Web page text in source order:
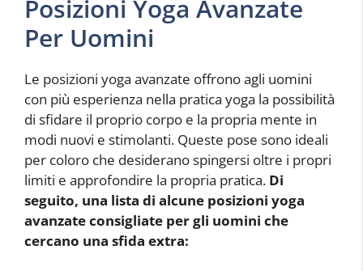
Posizioni Yoga Avanzate
Per Uomini
Le posizioni yoga avanzate offrono agli uomini
con più esperienza nella pratica yoga la possibilità
di sfidare il proprio corpo e la propria mente in
modi nuovi e stimolanti. Queste pose sono ideali
per coloro che desiderano spingersi oltre i propri
limiti e approfondire la propria pratica. Di
seguito, una lista di alcune posizioni yoga
avanzate consigliate per gli uomini che
cercano una sfida extra: